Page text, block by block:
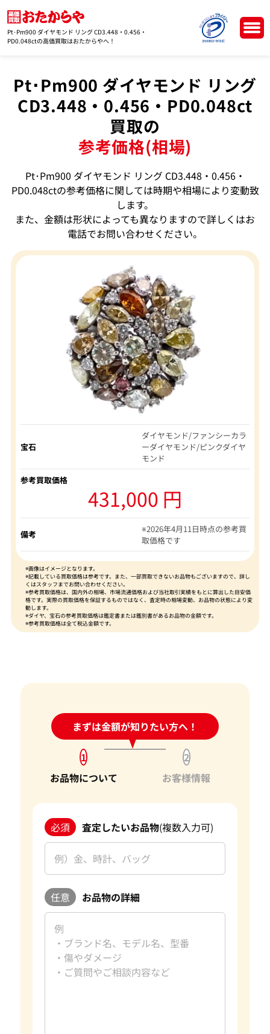
Pt･Pm900 ダイヤモンド リング CD3.448・0.456・
PD0.048ctの高価買取はおたからやへ！
Pt･Pm900 ダイヤモンド リング
CD3.448・0.456・PD0.048ct
買取の
参考価格(相場)
Pt･Pm900 ダイヤモンド リング CD3.448・0.456・
PD0.048ctの参考価格に関しては時期や相場により変動致
します。
また、金額は形状によっても異なりますので詳しくはお
電話でお問い合わせください。
宝石
ダイヤモンド/ファンシーカラ
ーダイヤモンド/ピンクダイヤ
モンド
参考買取価格
431,000 円
備考
※2026年4月11日時点の参考買
取価格です
※画像はイメージとなります。
※記載している買取価格は参考です。また、一部買取できないお品物もございますので、詳し
くはスタッフまでお問い合わせください。
※参考買取価格は、国内外の相場、市場流通価格および当社取引実績をもとに算出した目安価
格です。実際の買取価格を保証するものではなく、査定時の相場変動、お品物の状態により変
動します。
※ダイヤ、宝石の参考買取価格は鑑定書または鑑別書があるお品物の金額です。
※参考買取価格は全て税込金額です。
まずは金額が知りたい方へ！
24時間受付中!問い合わせフォーム
1
お品物について
2
お客様情報
必須 査定したいお品物(複数入力可)
任意 お品物の詳細